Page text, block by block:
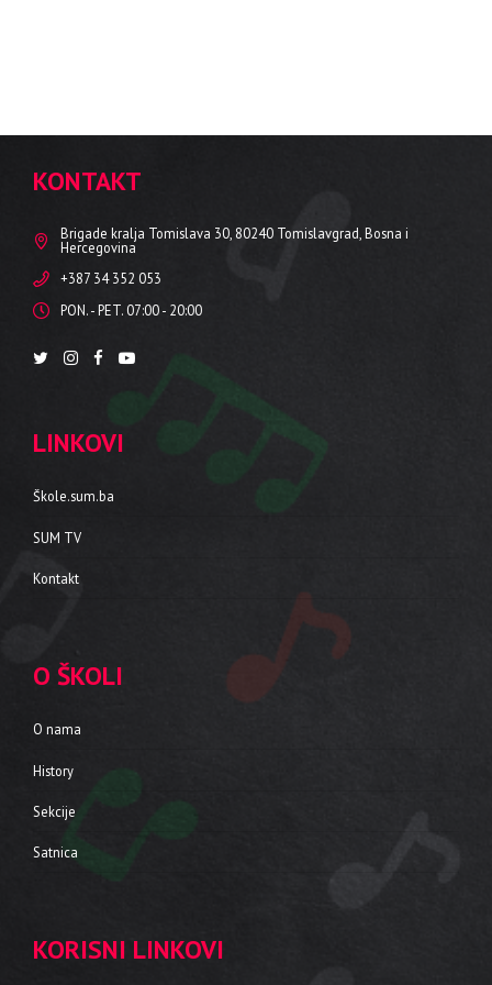
KONTAKT
Brigade kralja Tomislava 30, 80240 Tomislavgrad, Bosna i
Hercegovina
+387 34 352 053
PON. - PET. 07:00 - 20:00
LINKOVI
Škole.sum.ba
SUM TV
Kontakt
O ŠKOLI
O nama
History
Sekcije
Satnica
KORISNI LINKOVI